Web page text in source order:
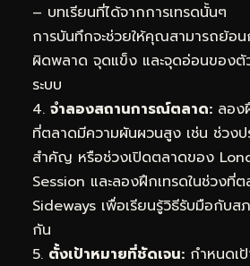
– บทเรียนที่ได้จากการเทรดนั้นๆ
การบันทึกจะช่วยให้คุณสามารถย้อน
ผิดพลาด จุดแข็ง และจุดอ่อนของตั
ระบบ
4. จำลองสถานการณ์ตลาด: ลอง
ที่ตลาดมีความผันผวนสูง เช่น ช่วงป
สำคัญ หรือช่วงเปิดตลาดของ
Session และลองฝึกเทรดในช่วงที่
Sideways เพื่อเรียนรู้วิธีรับมือกับ
กัน
5. ตั้งเป้าหมายที่ชัดเจน: กำหนดเ